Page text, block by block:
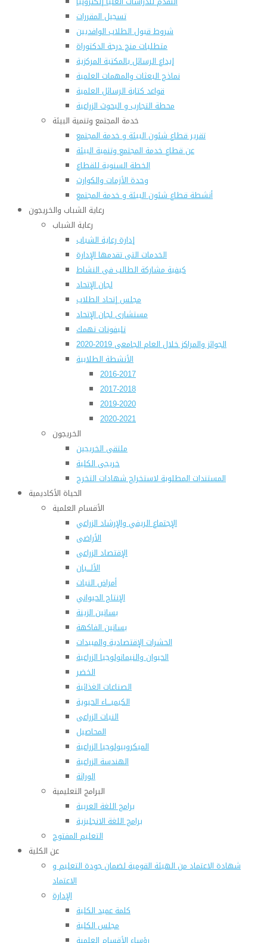
تسجيل المقررات
شروط قبول الطلاب الوافديين
متطلبات منح درجة الدكتوراة
إيداع الرسائل بالمكتبة المركزية
نماذج البعثات والمهمات العلمية
قواعد كتابة الرسائل العلمية
محطة التجارب و البحوث الزراعية
خدمة المجتمع وتنمية البيئة
تقرير قطاع شئون البيئة و خدمة المجتمع
عن قطاع خدمة المجتمع وتنمية البيئة
الخطة السنوية للقطاع
وحدة الأزمات والكوارث
أنشطة قطاع شئون البيئة و خدمة المجتمع
رعاية الشباب والخريجون
رعاية الشباب
إدارة رعاية الشباب
الخدمات التى تقدمها الإدارة
كيفية مشاركة الطالب فى النشاط
لجان الإتحاد
مجلس إتحاد الطلاب
مستشارى لجان الإتحاد
تليفونات تهمك
الجوائز والمراكز خلال العام الجامعى 2019-2020
الأنشطة الطلابية
2016-2017
2017-2018
2019-2020
2020-2021
الخريجون
ملتقى الخريجين
خريجى الكلية
المستندات المطلوبة لاستخراج شهادات التخرج
الحياة الأكاديمية
الأقسام العلمية
الإجتماع الريفي والإرشاد الزراعي
الأراضى
الإقتصاد الزراعى
الألـــبان
أمراض النبات
الإنتاج الحيواني
بساتين الزينة
بساتين الفاكهة
الحشرات الإقتصادية والمبيدات
الحيوان والنيماتولوجيا الزراعية
الخضر
الصناعات الغذائية
الكيميـــاء الحيوية
النبات الزراعى
المحاصيل
الميكروبيولوجيا الزراعية
الهندسة الزراعية
الوراثة
البرامج التعليمية
برامج اللغة العربية
برامج اللغة الانجليزية
التعليم المفتوح
عن الكلية
شهادة الاعتماد من الهيئة القومية لضمان جودة التعليم و
الاعتماد
الإدارة
كلمة عميد الكلية
مجلس الكلية